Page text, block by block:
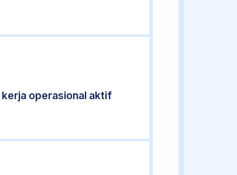
kerja operasional aktif